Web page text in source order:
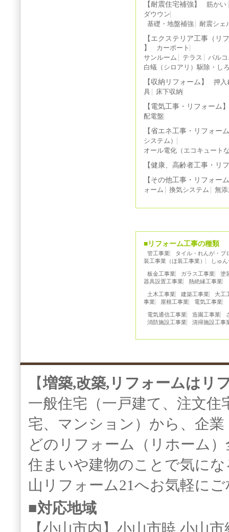
【耐震住宅補強】
筋かい
ダウウン
基礎・地盤補強
耐震シェ
【エクステリア工事（リ
】
カーポート
サンルーム
テラス
バル
白蟻（シロアリ）駆除・し
【収納リフォーム】
押入
具
床下収納
【電気工事・リフォーム
配電盤
【省エネ工事・リフォー
システム）
オール電化（エコキュート
【健康、高齢者工事・リ
【その他工事・リフォー
ォーム 換気システム 無
■リフォーム工事の種類
管工事業
タイル・れんが・ブ
装工事業（ほ装工事業）
しゅ
板金工事業 ガラス工事業
塗
器具設置工事業
熱絶縁工事業
土木工事業 建築工事業
大工
事業
屋根工事業 電気工事業
電気通信工事業 造園工事業
消防施設工事業
清掃施設工事
【増築,改築,リフォームはリ
一般住宅（一戸建て、注文
宅、マンション）から、企
どのリフォーム（リホーム
住まいや建物のことで気に
山リフォーム21へお気軽に
■対応地域
【小山市内】小山市暁,小山